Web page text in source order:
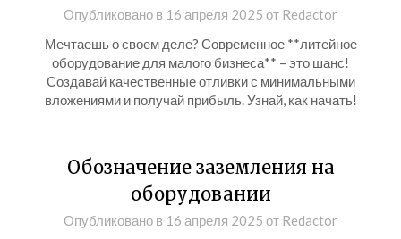
Опубликовано в 16 апреля 2025 от Redactor
Мечтаешь о своем деле? Современное **литейное
оборудование для малого бизнеса** – это шанс!
Создавай качественные отливки с минимальными
вложениями и получай прибыль. Узнай, как начать!
Обозначение заземления на
оборудовании
Опубликовано в 16 апреля 2025 от Redactor